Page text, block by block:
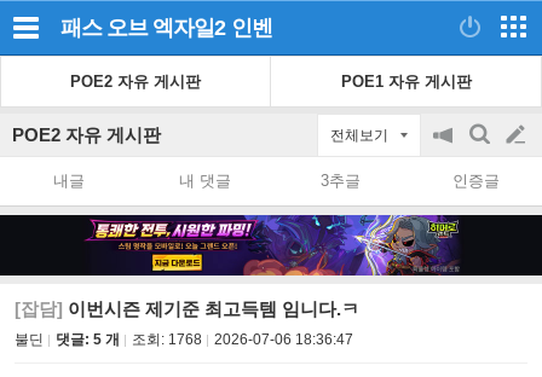
패스 오브 엑자일2 인벤
POE2 자유 게시판 POE1 자유 게시판
POE2 자유 게시판 전체보기
공
on/off
검
색
글
쓰
내글 내 댓글 3추글 인증글
[잡담] 이번시즌 제기준 최고득템 임니다.ㅋ
불딘 댓글: 5 개 조회: 1768 2026-07-06 18:36:47